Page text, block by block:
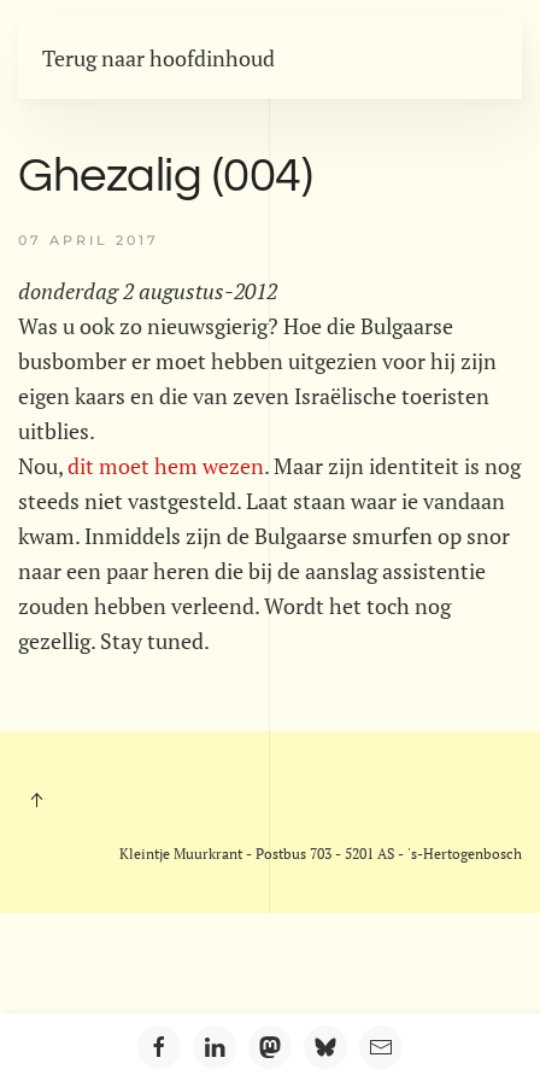
Terug naar hoofdinhoud
Ghezalig (004)
07 APRIL 2017
donderdag 2 augustus-2012
Was u ook zo nieuwsgierig? Hoe die Bulgaarse
busbomber er moet hebben uitgezien voor hij zijn
eigen kaars en die van zeven Israëlische toeristen
uitblies.
Nou,dit moet hem wezen. Maar zijn identiteit is nog
steeds niet vastgesteld. Laat staan waar ie vandaan
kwam. Inmiddels zijn de Bulgaarse smurfen op snor
naar een paar heren die bij de aanslag assistentie
zouden hebben verleend. Wordt het toch nog
gezellig. Stay tuned.
Kleintje Muurkrant - Postbus 703 - 5201 AS - 's-Hertogenbosch